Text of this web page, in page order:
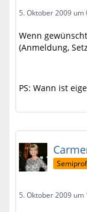
5. Oktober 2009 um
Wenn
(Anmeldung,
PS: Wann ist
5. Oktober 2009 um